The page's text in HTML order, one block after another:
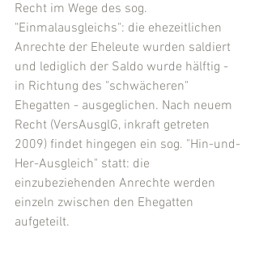
Recht im Wege des sog.
"Einmalausgleichs": die ehezeitlichen
Anrechte der Eheleute wurden saldiert
und lediglich der Saldo wurde hälftig -
in Richtung des "schwächeren"
Ehegatten - ausgeglichen. Nach neuem
Recht (VersAusglG, inkraft getreten
2009) findet hingegen ein sog. "Hin-und-
Her-Ausgleich" statt: die
einzubeziehenden Anrechte werden
einzeln zwischen den Ehegatten
aufgeteilt.